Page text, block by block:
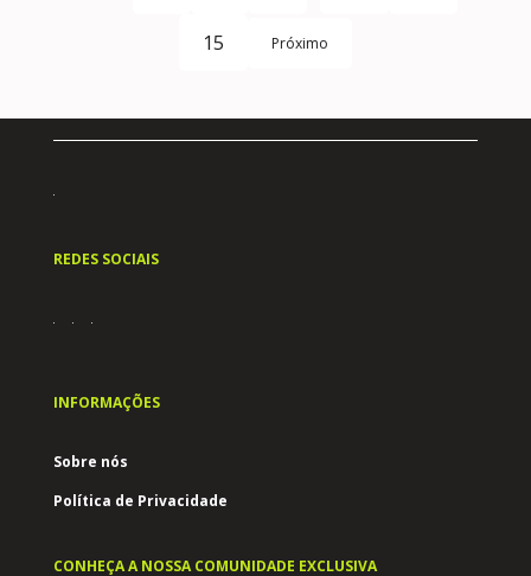
15 Próximo
INFORMAÇÕES
Política de Privacidade